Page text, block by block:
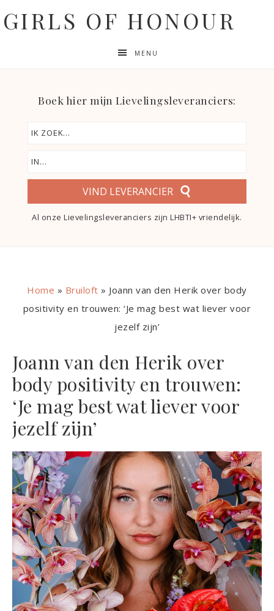
GIRLS OF HONOUR
MENU
Boek hier mijn Lievelingsleveranciers:
VIND LEVERANCIER
Al onze Lievelingsleveranciers zijn LHBTI+ vriendelijk.
Home » Bruiloft » Joann van den Herik over body
positivity en trouwen: ‘Je mag best wat liever voor
jezelf zijn’
Joann van den Herik over
body positivity en trouwen:
‘Je mag best wat liever voor
jezelf zijn’